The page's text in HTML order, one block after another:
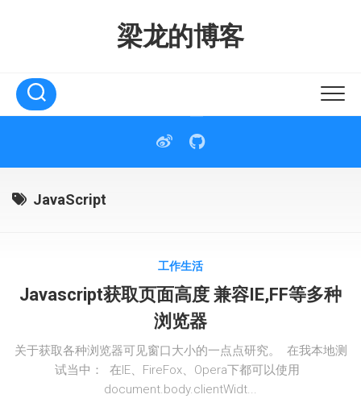
梁龙的博客
JavaScript
工作生活
Javascript获取页面高度 兼容IE,FF等多种
浏览器
关于获取各种浏览器可见窗口大小的一点点研究。 在我本地测
试当中： 在IE、FireFox、Opera下都可以使用
document.body.clientWidt...